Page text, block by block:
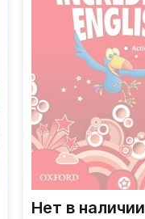
Нет в наличии